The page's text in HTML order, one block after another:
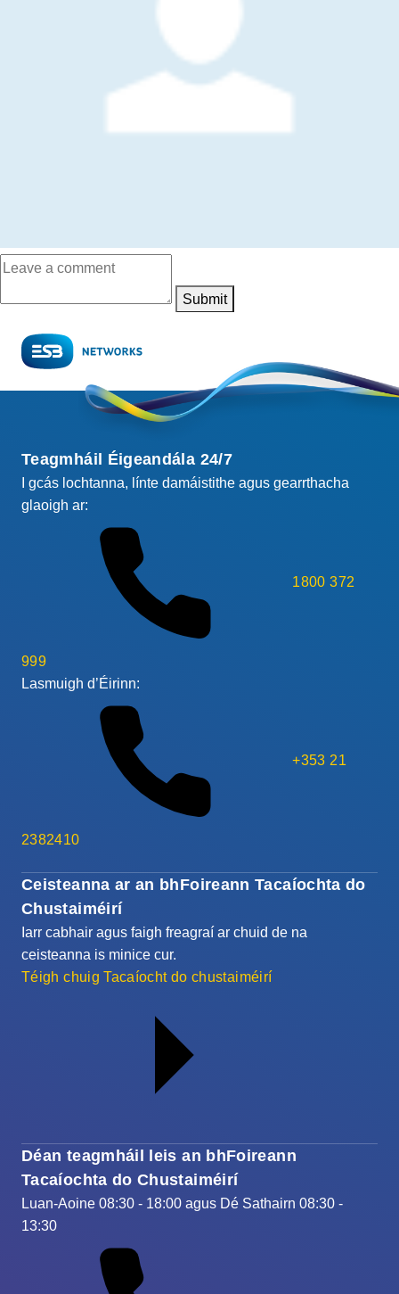
Submit
Ceisteanna ar an bhFoireann Tacaíochta do
Chustaiméirí
Iarr cabhair agus faigh freagraí ar chuid de na
ceisteanna is minice cur.
Téigh chuig Tacaíocht do chustaiméirí
Déan teagmháil leis an bhFoireann
Tacaíochta do Chustaiméirí
Luan-Aoine 08:30 - 18:00 agus Dé Sathairn 08:30 -
13:30
Teagmháil Éigeandála 24/7
I gcás lochtanna, línte damáistithe agus gearrthacha
glaoigh ar:
1800 372
999
Lasmuigh d’Éirinn:
+353 21
2382410